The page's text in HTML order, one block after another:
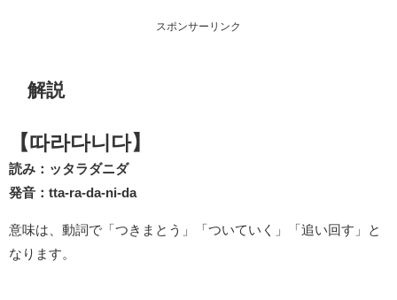
スポンサーリンク
解説
【따라다니다】
読み：ッタラダニダ
発音：tta-ra-da-ni-da
意味は、動詞で「つきまとう」「ついていく」「追い回す」と
なります。